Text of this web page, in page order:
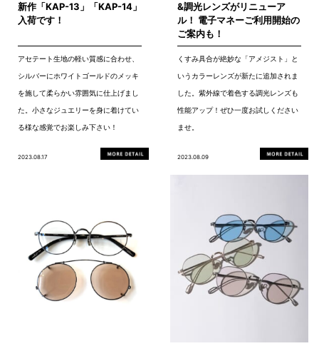
新作「KAP-13」「KAP-14」
入荷です！
アセテート生地の軽い質感に合わせ、
シルバーにホワイトゴールドのメッキ
を施して柔らかい雰囲気に仕上げまし
た。小さなジュエリーを身に着けてい
る様な感覚でお楽しみ下さい！
2023.08.17
&調光レンズがリニューア
ル！ 電子マネーご利用開始の
ご案内も！
くすみ具合が絶妙な「アメジスト」と
いうカラーレンズが新たに追加されま
した。紫外線で着色する調光レンズも
性能アップ！ぜひ一度お試しください
ませ。
2023.08.09